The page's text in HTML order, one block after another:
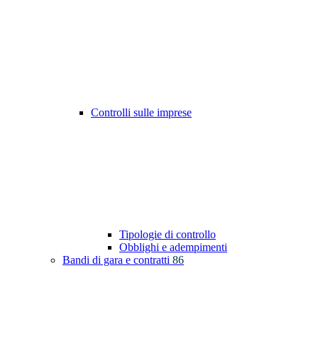
Controlli sulle imprese
Tipologie di controllo
Obblighi e adempimenti
Bandi di gara e contratti 86